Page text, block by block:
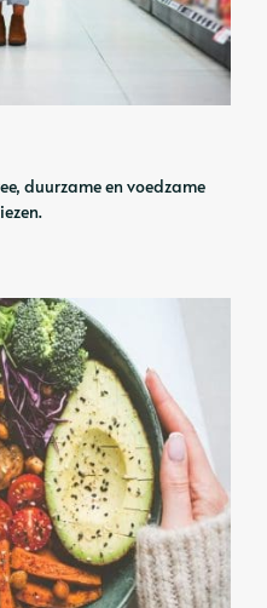
duurzame en voedzame